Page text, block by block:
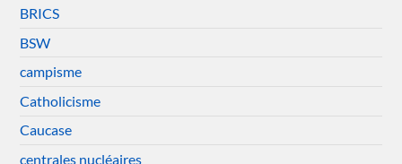
BRICS
BSW
campisme
Catholicisme
Caucase
centrales nucléaires